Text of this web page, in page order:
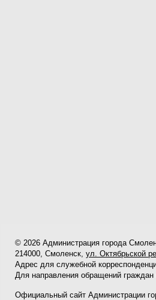
© 2026 Администрация города
214000, Смоленск,ул. Октябрьской
Адрес для служебной
Для направления обращений граждан
Официальный сайт Администрации